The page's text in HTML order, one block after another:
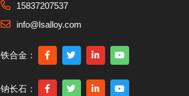
15837207537
info@lsalloy.com
铁合金：
钠长石：